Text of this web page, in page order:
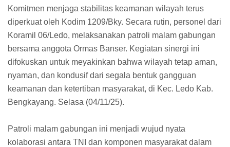
Komitmen menjaga stabilitas keamanan wilayah terus
diperkuat oleh Kodim 1209/Bky. Secara rutin, personel dari
Koramil 06/Ledo, melaksanakan patroli malam gabungan
bersama anggota Ormas Banser. Kegiatan sinergi ini
difokuskan untuk meyakinkan bahwa wilayah tetap aman,
nyaman, dan kondusif dari segala bentuk gangguan
keamanan dan ketertiban masyarakat, di Kec. Ledo Kab.
Bengkayang. Selasa (04/11/25).
Patroli malam gabungan ini menjadi wujud nyata
kolaborasi antara TNI dan komponen masyarakat dalam